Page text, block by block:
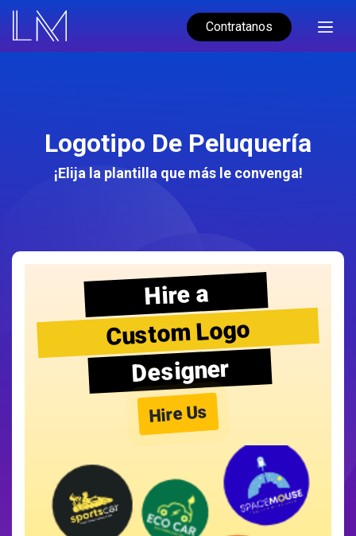
Contratanos
Logotipo De Peluquería
¡Elija la plantilla que más le convenga!
Hire a
Custom Logo
Designer
Hire Us